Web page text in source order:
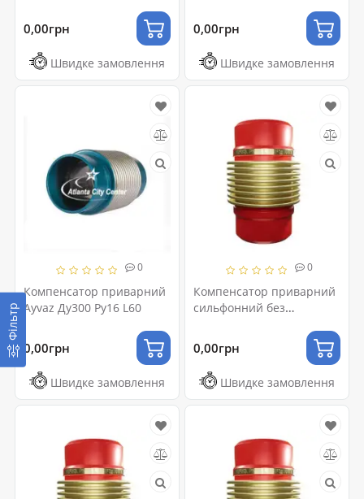
Фільтр
0,00грн
Швидке замовлення
0,00грн
Швидке замовлення
0
Компенсатор приварний
Ayvaz Ду300 Ру16 L60
0,00грн
Швидке замовлення
0
Компенсатор приварний
сильфонний без
Ду100 L60
0,00грн
Швидке замовлення